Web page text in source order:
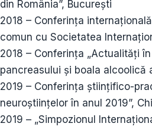
din România”, București
2018 – Conferința
comun cu Societatea
2018 – Conferința „Actualități
pancreasului și boala alcoolică
2019 – Conferința științifico-
neuroștiințelor în anul 2019”,
2019 – „Simpozionul